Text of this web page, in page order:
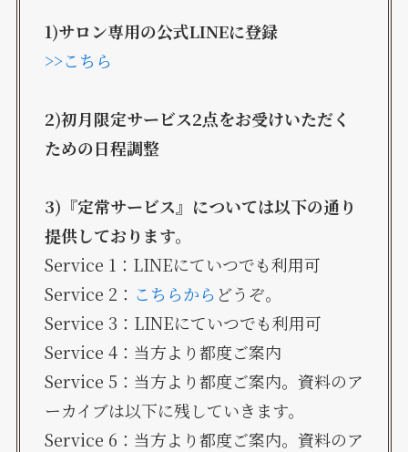
1)サロン専用の公式LINEに登録
>>こちら
2)初月限定サービス2点をお受けいただく
ための日程調整
3)『定常サービス』については以下の通り
提供しております。
Service 1：LINEにていつでも利用可
Service 2： こちらから どうぞ。
Service 3：LINEにていつでも利用可
Service 4：当方より都度ご案内
Service 5：当方より都度ご案内。資料のア
ーカイブは以下に残していきます。
Service 6：当方より都度ご案内。資料のア